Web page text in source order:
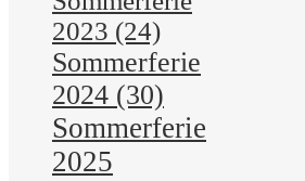
2023 (24)
Sommerferie
2024 (30)
Sommerferie
2025